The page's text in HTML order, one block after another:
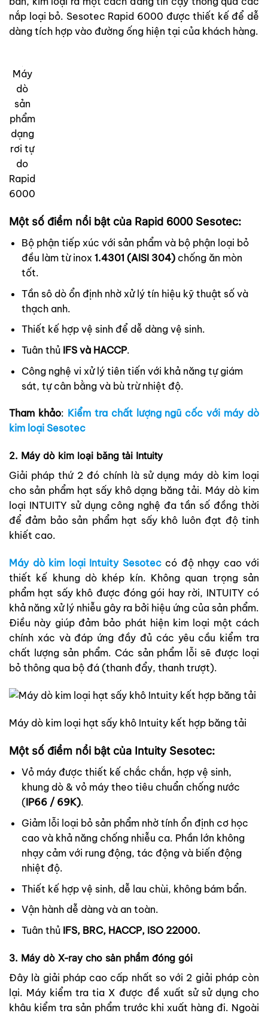
nắp loại bỏ. Sesotec Rapid 6000 được thiết kế để dễ
dàng tích hợp vào đường ống hiện tại của khách hàng.
Máy
dò
sản
phẩm
dạng
rơi tự
do
Rapid
6000
Một số điểm nổi bật của Rapid 6000 Sesotec:
Bộ phận tiếp xúc với sản phẩm và bộ phận loại bỏ
đều làm từ inox 1.4301 (AISI 304)chống ăn mòn
tốt.
Tần sô dò ổn định nhờ xử lý tín hiệu kỹ thuật số và
thạch anh.
Thiết kế hợp vệ sinh để dễ dàng vệ sinh.
Tuân thủ IFS và HACCP.
Công nghệ vi xử lý tiên tiến với khả năng tự giám
sát, tự cân bằng và bù trừ nhiệt độ.
Tham khảo: Kiểm tra chất lượng ngũ cốc với máy dò
kim loại Sesotec
2. Máy dò kim loại băng tải Intuity
Giải pháp thứ 2 đó chính là sử dụng máy dò kim loại
cho sản phẩm hạt sấy khô dạng băng tải. Máy dò kim
loại INTUITY sử dụng công nghệ đa tần số đồng thời
để đảm bảo sản phẩm hạt sấy khô luôn đạt độ tinh
khiết cao.
Máy dò kim loại Intuity Sesoteccó độ nhạy cao với
thiết kế khung dò khép kín. Không quan trọng sản
phẩm hạt sấy khô được đóng gói hay rời, INTUITY có
khả năng xử lý nhiễu gây ra bởi hiệu ứng của sản phẩm.
Điều này giúp đảm bảo phát hiện kim loại một cách
chính xác và đáp ứng đầy đủ các yêu cầu kiểm tra
chất lượng sản phẩm. Các sản phẩm lỗi sẽ được loại
bỏ thông qua bộ đá (thanh đẩy, thanh trượt).
Máy dò kim loại hạt sấy khô Intuity kết hợp băng tải
Một số điểm nổi bật của Intuity Sesotec:
Vỏ máy được thiết kế chắc chắn, hợp vệ sinh,
khung dò & vỏ máy theo tiêu chuẩn chống nước
(IP66 / 69K).
Giảm lỗi loại bỏ sản phẩm nhờ tính ổn định cơ học
cao và khả năng chống nhiễu ca. Phần lớn không
nhạy cảm với rung động, tác động và biến động
nhiệt độ.
Thiết kế hợp vệ sinh, dễ lau chùi, không bám bẩn.
Vận hành dễ dàng và an toàn.
Tuân thủ IFS, BRC, HACCP, ISO 22000.
3. Máy dò X-ray cho sản phẩm đóng gói
Đây là giải pháp cao cấp nhất so với 2 giải pháp còn
lại. Máy kiểm tra tia X được đề xuất sử sử dụng cho
khâu kiểm tra sản phẩm trước khi xuất hàng đi. Ngoài